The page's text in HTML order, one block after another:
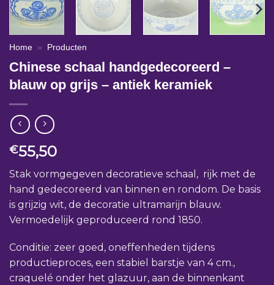
Home » Producten
Chinese schaal handgedecoreerd –
blauw op grijs – antiek keramiek
€55,50
Stak vormgegeven decoratieve schaal, rijk met de
hand gedecoreerd van binnen en rondom. De basis
is grijzig wit, de decoratie ultramarijn blauw.
Vermoedelijk geproduceerd rond 1850.
Conditie: zeer goed, oneffenheden tijdens
productieproces, een stabiel barstje van 4 cm.,
craquelé onder het glazuur, aan de binnenkant